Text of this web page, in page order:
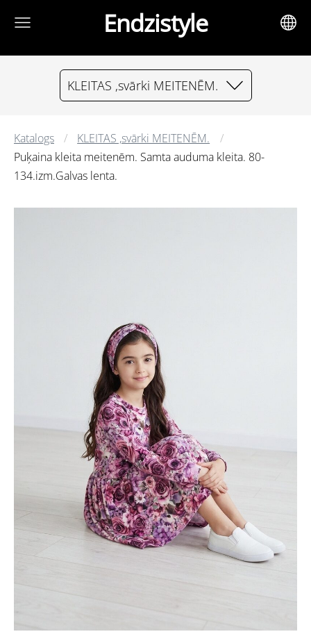
Endzistyle
KLEITAS ,svārki MEITENĒM.
Katalogs
KLEITAS ,svārki MEITENĒM.
Puķaina kleita meitenēm. Samta auduma kleita. 80-
134.izm.Galvas lenta.